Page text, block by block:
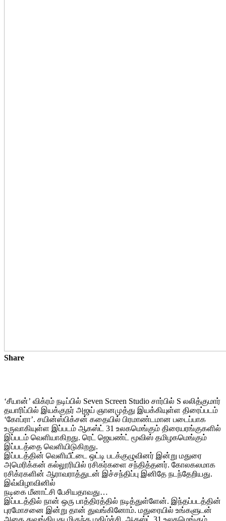
Share
‘சீயான்’ விக்ரம் நடிப்பில் Seven Screen Studio சார்பில் S லலித்குமார்
தயாரிப்பில் இயக்குநர் அஜய் ஞானமுத்து இயக்கியுள்ள திரைப்படம்
‘கோப்ரா’. சயின்ஸ்பிக்சன் கதையில் பிரமாண்டமான படைப்பாக
உருவாகியுள்ள இப்படம் ஆகஸ்ட் 31 உலகமெங்கும் திரையரங்குகளில்
இப்படம் வெளியாகிறது. ரெட் ஜெயண்ட் மூவிஸ் தமிழகமெங்கும்
இப்படத்தை வெளியிடுகிறது.
இப்படத்தின் வெளியீட்டை ஒட்டி படக்குழுவினர் இன்று மதுரை
அமெரிக்கன் கல்லூரியில் ரசிகர்களை சந்தித்தனர். கோலகலமாக
ரசிக்ரகளின் ஆராவராத்துடன் இச்சந்திப்பு இனிதே நடந்தேறியது.
இவ்விழாவினில்
நடிகை மீனாட்சி பேசியதாவது…
இப்படத்தில் நான் ஒரு பாத்திரத்தில் நடித்துள்ளேன். இந்தப்படத்தின்
புரமோசனை இன்று தான் துவங்கினோம். மதுரையில் உங்களுடன்
அதை துவங்கியது மிகுந்த மகிழ்ச்சி. ஆகஸ்ட் 31 உலகமெங்கும்